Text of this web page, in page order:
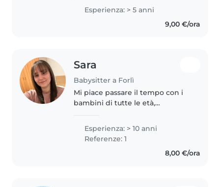
di laurea in biotecnologie ma sto
cambiando con scienze della
Esperienza: > 5 anni
9,00 €/ora
Sara
Babysitter a Forlì
Mi piace passare il tempo con i
bambini di tutte le età,
quotidiane come i compiti o
leggere. Ho 10 anni e più di
esperienza come babysitter e un
Esperienza: > 10 anni
Referenze: 1
8,00 €/ora